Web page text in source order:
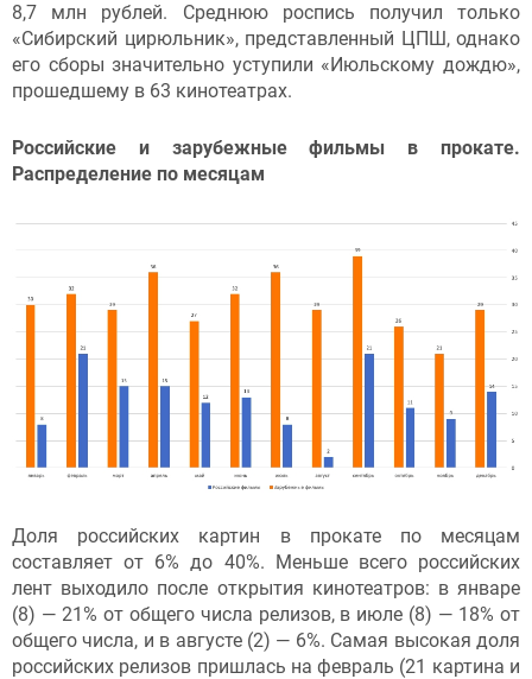
8,7 млн рублей. Среднюю роспись получил только
«Сибирский цирюльник», представленный ЦПШ, однако
его сборы значительно уступили «Июльскому дождю»,
прошедшему в 63 кинотеатрах.
Российские и зарубежные фильмы в прокате.
Распределение по месяцам
Доля российских картин в прокате по месяцам
составляет от 6% до 40%. Меньше всего российских
лент выходило после открытия кинотеатров: в январе
(8) — 21% от общего числа релизов, в июле (8) — 18% от
общего числа, и в августе (2) — 6%. Самая высокая доля
российских релизов пришлась на февраль (21 картина и